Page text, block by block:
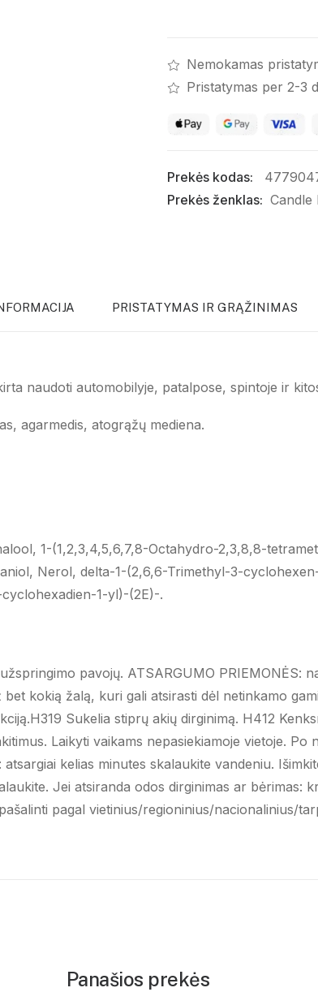
Nemokamas
Pristatymas per 2-3
Prekės kodas:
Prekės ženklas: Candle
PRISTATYMAS IR GRĄŽINIMAS
naudoti automobilyje, patalpose, spintoje ir
agarmedis, atogrąžų mediena.
1-(1,2,3,4,5,6,7,8-Octahydro-2,3,8,8-
Nerol, delta-1-(2,6,6-Trimethyl-3-
1-yl)-(2E)-.
pavojų. ATSARGUMO PRIEMONĖS:
kokią žalą, kuri gali atsirasti dėl netinkamo
Sukelia stiprų akių dirginimą. H412
Laikyti vaikams nepasiekiamoje vietoje. Po
kelias minutes skalaukite vandeniu.
Jei atsiranda odos dirginimas ar bėrimas:
pagal vietinius/regioninius/nacionalinius/
Panašios prekės